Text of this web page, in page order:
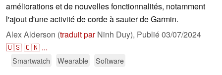
améliorations et de nouvelles fonctionnalités, notamment
l'ajout d'une activité de corde à sauter de Garmin.
Alex Alderson (traduit parNinh Duy), Publié03/07/2024
🇺🇸🇨🇳 ...
Smartwatch Wearable Software